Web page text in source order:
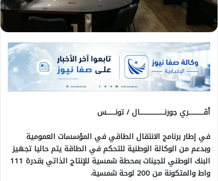
أڨــــــــــري جورنـــــــــــــــــال / تونــــــس
في إطار برنامج الانتقال الطاقي في المؤسسات العمومية
وبدعم من الوكالة الوطنية للتحكم في الطاقة يتم حاليا تجهيز
البنك الوطني للجينات بمحطة شمسية للإنتاج الذاتي بقدرة 111
واط والمتكونة من 200 لوحة شمسية.